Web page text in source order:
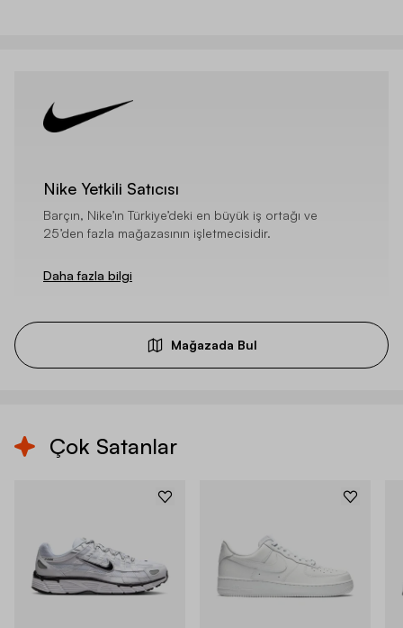
Nike Yetkili Satıcısı
Barçın, Nike’ın Türkiye’deki en büyük iş ortağı ve
25’den fazla mağazasının işletmecisidir.
Daha fazla bilgi
Mağazada Bul
Çok Satanlar